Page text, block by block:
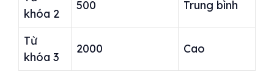
khóa 2
500 Trung bình
Từ
khóa 3
2000 Cao